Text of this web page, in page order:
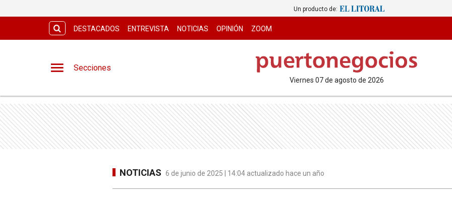
Un producto de:
DESTACADOS ENTREVISTA NOTICIAS OPINIÓN ZOOM
Secciones
viernes 07 de agosto de 2026
NOTICIAS 6 de junio de 2025 | 14:04 actualizado hace un año